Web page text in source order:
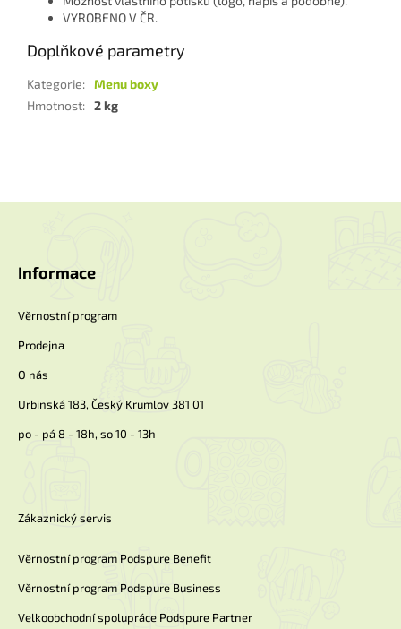
VYROBENO V ČR.
Doplňkové parametry
Kategorie: Menu boxy
Hmotnost: 2 kg
Informace
Věrnostní program
Prodejna
O nás
Urbinská 183, Český Krumlov 381 01
po - pá 8 - 18h, so 10 - 13h
Zákaznický servis
Věrnostní program Podspure Benefit
Věrnostní program Podspure Business
Velkoobchodní spolupráce Podspure Partner